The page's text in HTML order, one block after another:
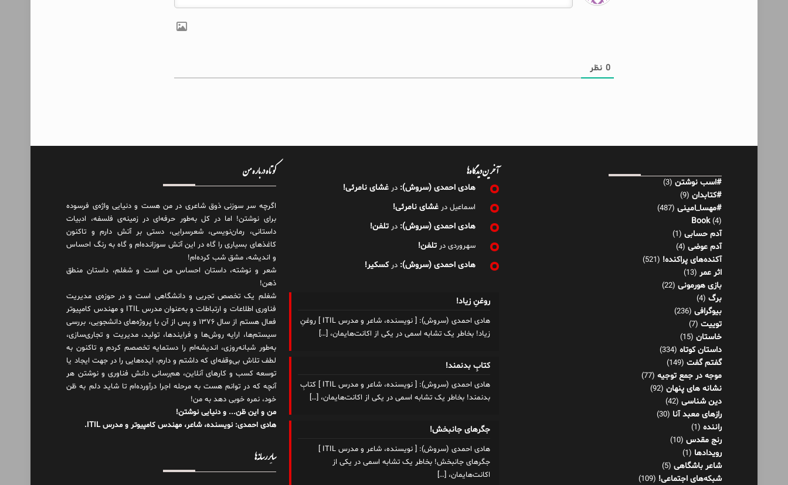
0نظر
#اسب نوشتن (3)
#کتابدان (9)
#مهسا_امینی (487)
Book(4)
آدم حسابی (1)
آدم عوضی (4)
آکنده‌های پراکنده! (521)
اثر عمر (13)
بازی هورمونی (22)
برگ (4)
بیوگرافی (236)
توییت (7)
خاستان (15)
داستان کوتاه (334)
گفتم گفت (149)
موجه در جمع توجیه (77)
نشانه های پنهان (92)
دین شناسی (42)
رازهای معبد آنا (30)
راننده (1)
رنج مقدس (10)
رویدادها (1)
شاعر باشگاهی (5)
شبکه‌های اجتماعی! (109)
آخرین دیدگاه‌ها
هادی احمدی (سروش): درغشای نامرئی!
اسماعیل درغشای نامرئی!
هادی احمدی (سروش): درتلفن!
سهروردی درتلفن!
هادی احمدی (سروش): درکسکیر!
روغنِ زیاد!
هادی احمدی (سروش): [ نویسنده، شاعر و مدرس ITIL ] روغنِ
زیاد! بخاطر یک تشابه اسمی در یکی از اکانت‌هایمان، […]
کتابِ بدنمند!
هادی احمدی (سروش): [ نویسنده، شاعر و مدرس ITIL ] کتابِ
بدنمند! بخاطر یک تشابه اسمی در یکی از اکانت‌هایمان، […]
جگرهای جانبخش!
هادی احمدی (سروش): [ نویسنده، شاعر و مدرس ITIL ]
جگرهای جانبخش! بخاطر یک تشابه اسمی در یکی از
اکانت‌هایمان، […]
کوتاه درباره من
اگرچه سر سوزنی ذوق شاعری در من هست و دنیایی واژه‌‌ی فرسوده
برای نوشتن! اما در کل به‌طور حرفه‌ای در زمینه‌ی فلسفه، ادبیات
داستانی، رمان‌نویسی، شعرسرایی، دستی بر آتش دارم و تاکنون
کاغذهای بسیاری را گاه در این آتش سوزانده‌ام و گاه به رنگ احساس
و اندیشه، مشق شب کرده‌ام!
شعر و نوشته، داستان احساس من است و شغلم، داستان منطق
ذهن!
شغلم یک تخصص تجربی و دانشگاهی است و در حوزه‌ی مدیریت
فناوری اطلاعات و ارتباطات و به‌عنوان مدرس ITIL و مهندس کامپیوتر
فعال هستم از سال ۱۳۷۶ و پس از آن با پروژه‌های دانشجویی، بررسی
سیستم‌ها، ارایه روش‌ها و فرایندها، تولید، مدیریت و تجاری‌سازی،
به‌طور شبانه‌روزی، اندیشه‌ام را دستمایه تخصصم کردم و تاکنون به
لطف تلاش بی‌وقفه‌ای که داشتم و دارم، اید‌ه‌هایی را در جهت ایجاد یا
توسعه کسب و کارهای آنلاین، هم‌رسانی دانش فناوری و نوشتن هر
آنچه که در توانم هست به مرحله اجرا درآورده‌ام تا شاید دلم به ظن
خود، نمره خوبی دهد به من!
من و این ظن... و دنیایی نوشتن!
هادی احمدی: نویسنده، شاعر، مهندس کامپیوتر و مدرس ITIL.
سایر رسانه‌ها